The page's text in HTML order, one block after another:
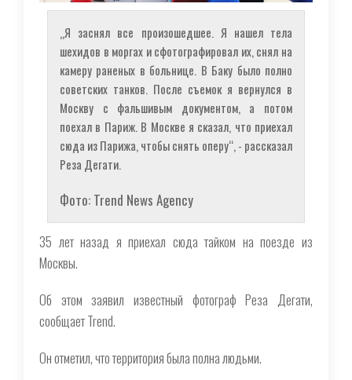
„Я заснял все произошедшее. Я нашел тела
шехидов в моргах и сфотографировал их, снял на
камеру раненых в больнице. В Баку было полно
советских танков. После съемок я вернулся в
Москву с фальшивым документом, а потом
поехал в Париж. В Москве я сказал, что приехал
сюда из Парижа, чтобы снять оперу“, - рассказал
Реза Дегати.
Фото: Trend News Agency
35 лет назад я приехал сюда тайком на поезде из
Москвы.
Об этом заявил известный фотограф Реза Дегати,
сообщает Trend.
Он отметил, что территория была полна людьми.